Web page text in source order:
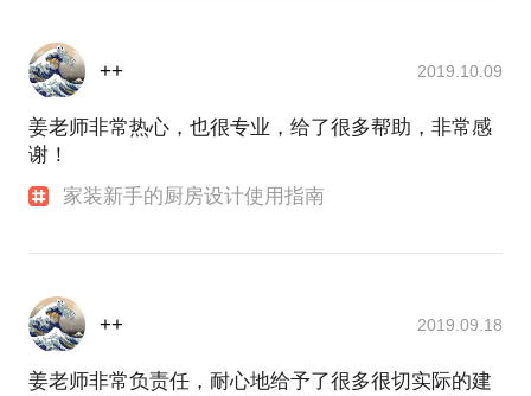
++ 2019.10.09
姜老师非常热心，也很专业，给了很多帮助，非常感
谢！
家装新手的厨房设计使用指南
++ 2019.09.18
姜老师非常负责任，耐心地给予了很多很切实际的建